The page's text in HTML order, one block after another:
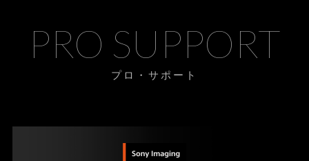
PRO SUPPORT
プロ・サポート